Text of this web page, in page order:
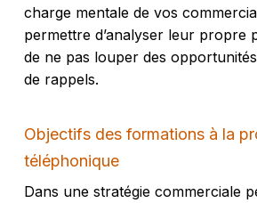
charge mentale de vos
permettre d’analyser leur propre
de ne pas louper des
de rappels.
Objectifs des formations à la
téléphonique
Dans une stratégie commerciale